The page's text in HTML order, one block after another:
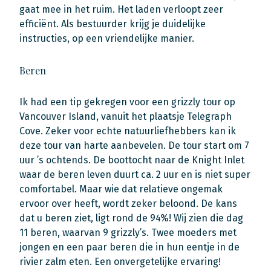
gaat mee in het ruim. Het laden verloopt zeer
efficiënt. Als bestuurder krijg je duidelijke
instructies, op een vriendelijke manier.
Beren
Ik had een tip gekregen voor een grizzly tour op
Vancouver Island, vanuit het plaatsje Telegraph
Cove. Zeker voor echte natuurliefhebbers kan ik
deze tour van harte aanbevelen. De tour start om 7
uur ’s ochtends. De boottocht naar de Knight Inlet
waar de beren leven duurt ca. 2 uur en is niet super
comfortabel. Maar wie dat relatieve ongemak
ervoor over heeft, wordt zeker beloond. De kans
dat u beren ziet, ligt rond de 94%! Wij zien die dag
11 beren, waarvan 9 grizzly’s. Twee moeders met
jongen en een paar beren die in hun eentje in de
rivier zalm eten. Een onvergetelijke ervaring!